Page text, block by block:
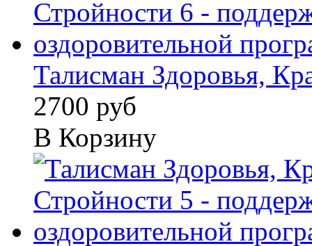
Талисман Здоровья,
2700 руб
В Корзину